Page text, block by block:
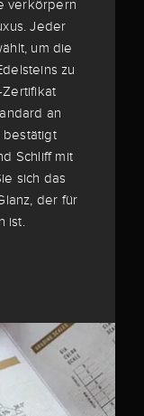
verkörpern
Jeder
um die
zu
Zertifikat
an
bestätigt
Schliff mit
sich das
der für
ist.